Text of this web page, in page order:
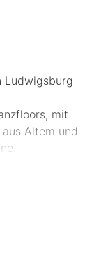
Ludwigsburg
mit
Altem und
Januar gibt es